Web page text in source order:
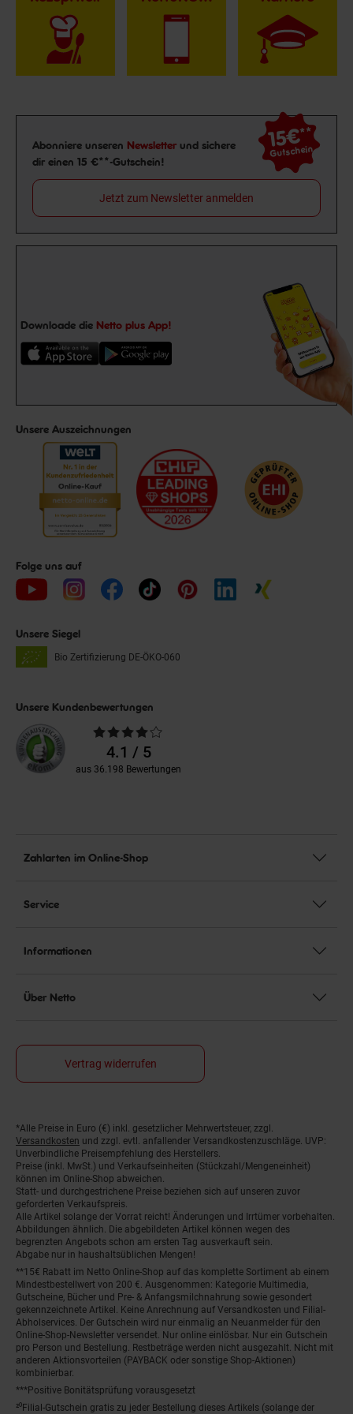
Newsletter Anmeldung
Abonniere unseren Newsletter und sichere
dir einen 15 €**-Gutschein!
15€**
Gutschein
Jetzt zum Newsletter anmelden
Downloade die Netto plus App!
Unsere Auszeichnungen
Folge uns auf
Unsere Siegel
Bio Zertifizierung DE-ÖKO-060
Unsere Kundenbewertungen
Durchschnittliche
Bewertungen4.1 / 5
aus 36.198 Bewertungen
Zahlarten im Online-Shop
Service
Informationen
Über Netto
Vertrag widerrufen
Fußnoten
*Alle Preise in Euro (€) inkl. gesetzlicher Mehrwertsteuer, zzgl.
Versandkosten und zzgl. evtl. anfallender Versandkostenzuschläge. UVP:
Unverbindliche Preisempfehlung des Herstellers.
Preise (inkl. MwSt.) und Verkaufseinheiten (Stückzahl/Mengeneinheit)
können im Online-Shop abweichen.
Statt- und durchgestrichene Preise beziehen sich auf unseren zuvor
geforderten Verkaufspreis.
Alle Artikel solange der Vorrat reicht! Änderungen und Irrtümer vorbehalten.
Abbildungen ähnlich. Die abgebildeten Artikel können wegen des
begrenzten Angebots schon am ersten Tag ausverkauft sein.
Abgabe nur in haushaltsüblichen Mengen!
**15€ Rabatt im Netto Online-Shop auf das komplette Sortiment ab einem
Mindestbestellwert von 200 €. Ausgenommen: Kategorie Multimedia,
Gutscheine, Bücher und Pre- & Anfangsmilchnahrung sowie gesondert
gekennzeichnete Artikel. Keine Anrechnung auf Versandkosten und Filial-
Abholservices. Der Gutschein wird nur einmalig an Neuanmelder für den
Online-Shop-Newsletter versendet. Nur online einlösbar. Nur ein Gutschein
pro Person und Bestellung. Restbeträge werden nicht ausgezahlt. Nicht mit
anderen Aktionsvorteilen (PAYBACK oder sonstige Shop-Aktionen)
kombinierbar.
***Positive Bonitätsprüfung vorausgesetzt
²⁰Filial-Gutschein gratis zu jeder Bestellung dieses Artikels (solange der